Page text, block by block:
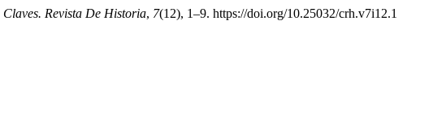
Claves. Revista De Historia, 7(12), 1–9. https://doi.org/10.25032/crh.v7i12.1